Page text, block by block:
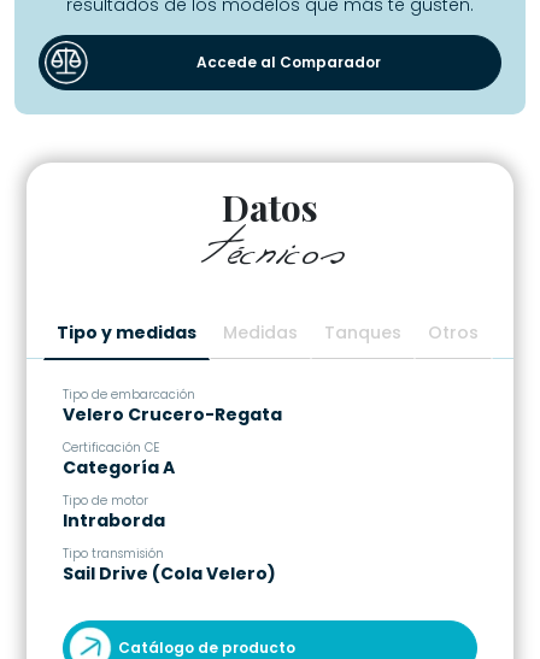
resultados de los modelos que más te gusten.
Accede al Comparador
Datos
técnicos
Tipo y medidas Medidas Tanques Otros
Tipo de embarcación
Velero Crucero-Regata
Certificación CE
Categoría A
Tipo de motor
Intraborda
Tipo transmisión
Sail Drive (Cola Velero)
Catálogo de producto